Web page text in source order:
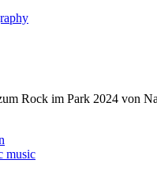
Rock im Park 2024 von
music